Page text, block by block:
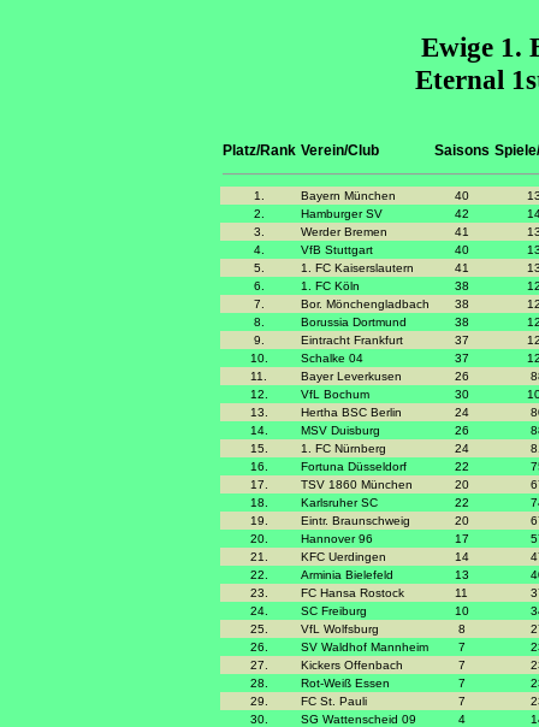
Ewige 1.
Eternal
Platz/Rank Verein/Club Saisons
1. Bayern München 40
2.
Hamburger SV 42
3.
Werder Bremen 41
4.
VfB Stuttgart 40
5.
1. FC Kaiserslautern 41
6.
1. FC Köln 38
7.
Bor. Mönchengladbach 38
8.
Borussia Dortmund 38
9.
Eintracht Frankfurt 37
10.
Schalke 04 37
11.
Bayer Leverkusen 26
12.
VfL Bochum 30
13.
Hertha BSC Berlin 24
14.
MSV Duisburg 26
15.
1. FC Nürnberg 24
16.
Fortuna Düsseldorf 22
17.
TSV 1860 München 20
18.
Karlsruher SC 22
19.
Eintr. Braunschweig 20
20.
Hannover 96 17
21.
KFC Uerdingen 14
22.
Arminia Bielefeld 13
23.
FC Hansa Rostock 11
24.
SC Freiburg 10
25.
VfL Wolfsburg 8
26.
SV Waldhof Mannheim 7
27.
Kickers Offenbach 7
28.
Rot-Weiß Essen 7
29.
FC St. Pauli 7
30.
SG Wattenscheid 09 4